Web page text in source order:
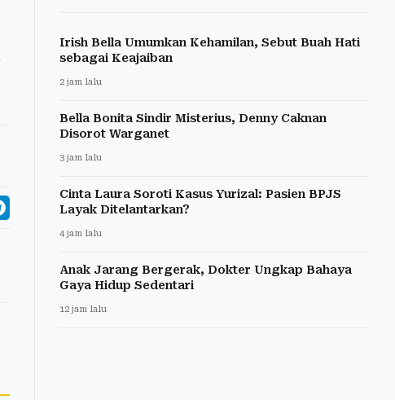
Irish Bella Umumkan Kehamilan, Sebut Buah Hati
sebagai Keajaiban
2 jam lalu
Bella Bonita Sindir Misterius, Denny Caknan
Disorot Warganet
3 jam lalu
Cinta Laura Soroti Kasus Yurizal: Pasien BPJS
Layak Ditelantarkan?
4 jam lalu
Anak Jarang Bergerak, Dokter Ungkap Bahaya
Gaya Hidup Sedentari
12 jam lalu